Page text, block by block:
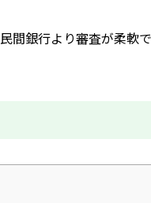
銀行より審査が柔